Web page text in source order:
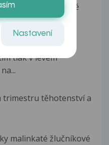
dotaz ohledně
sedimentujícími
tlak v levém
trimestru těhotenství a
malinkaté žlučníkové
Nastavení